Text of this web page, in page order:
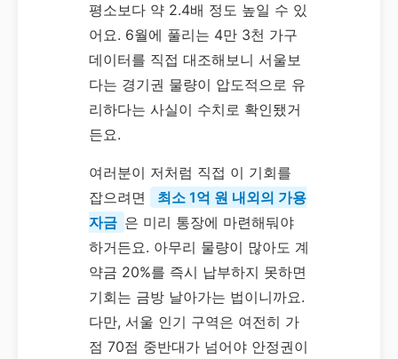
평소보다 약 2.4배 정도 높일 수 있
어요. 6월에 풀리는 4만 3천 가구
데이터를 직접 대조해보니 서울보
다는 경기권 물량이 압도적으로 유
리하다는 사실이 수치로 확인됐거
든요.
여러분이 저처럼 직접 이 기회를
잡으려면
최소 1억 원 내외의 가용
자금 은 미리 통장에 마련해둬야
하거든요. 아무리 물량이 많아도 계
약금 20%를 즉시 납부하지 못하면
기회는 금방 날아가는 법이니까요.
다만, 서울 인기 구역은 여전히 가
점 70점 중반대가 넘어야 안정권이